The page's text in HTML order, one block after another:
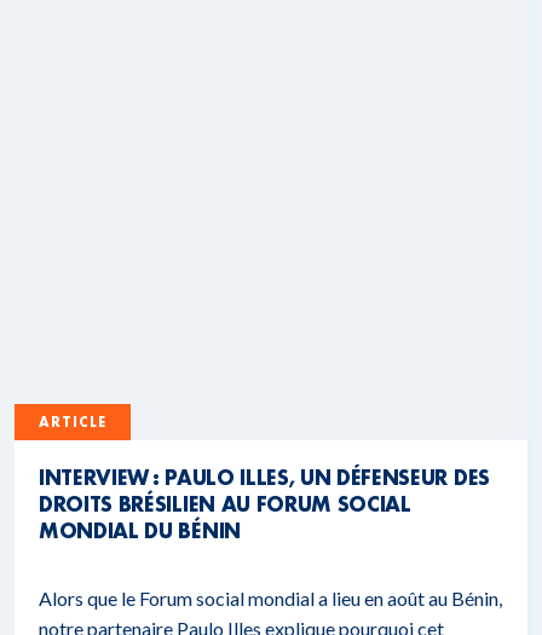
ARTICLE
INTERVIEW : PAULO ILLES, UN DÉFENSEUR DES
DROITS BRÉSILIEN AU FORUM SOCIAL
MONDIAL DU BÉNIN
Alors que le Forum social mondial a lieu en août au Bénin,
notre partenaire Paulo Illes explique pourquoi cet